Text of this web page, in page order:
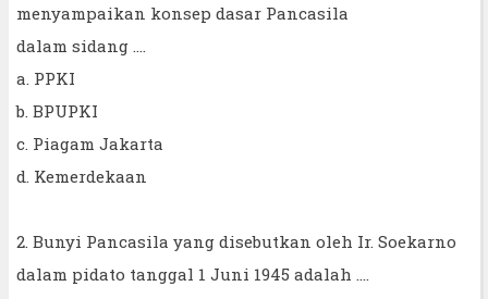
menyampaikan konsep dasar Pancasila
dalam sidang ....
a. PPKI
b. BPUPKI
c. Piagam Jakarta
d. Kemerdekaan
2. Bunyi Pancasila yang disebutkan oleh Ir. Soekarno
dalam pidato tanggal 1 Juni 1945 adalah ….